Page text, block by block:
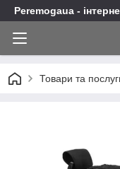
Peremogaua -
Товари та